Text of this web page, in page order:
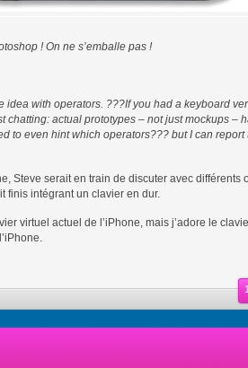
! On ne s’emballe pas !
idea with operators. ???If you had a keyboard
chatting: actual prototypes – not just mockups –
to even hint which operators??? but I can
Steve serait en train de discuter avec différents
finis intégrant un clavier en dur.
virtuel actuel de l’iPhone, mais j’adore le